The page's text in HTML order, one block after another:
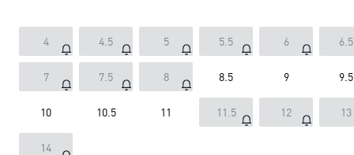
4 4.5 5 5.5 6 6.5
7 7.5 8 8.5 9 9.5
10 10.5 11 11.5 12 13
14